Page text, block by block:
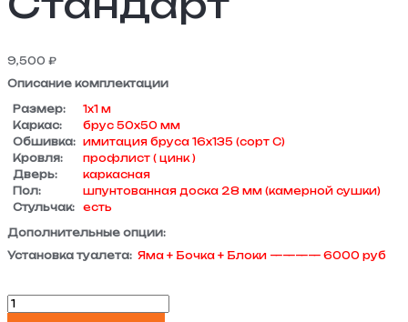
9,500 ₽
Описание комплектации
Размер:
1х1 м
Каркас:
брус 50х50 мм
Обшивка: имитация бруса 16х135 (сорт С)
Кровля:
профлист ( цинк )
Дверь:
каркасная
Пол:
шпунтованная доска 28 мм (камерной сушки)
Стульчак:
есть
Дополнительные опции:
Установка туалета: Яма + Бочка + Блоки ———— 6000 руб